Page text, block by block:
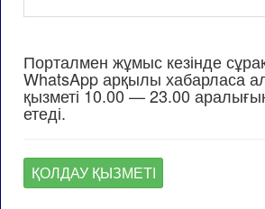
Порталмен жұмыс кезінде
WhatsApp арқылы хабарласа
қызметі 10.00 — 23.00
етеді.
ҚОЛДАУ ҚЫЗМЕТІ